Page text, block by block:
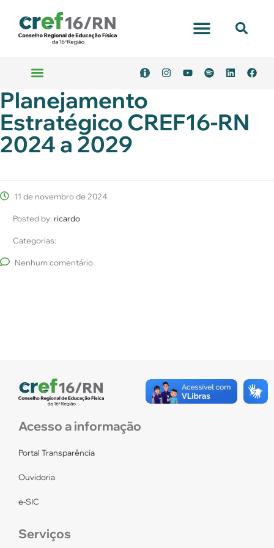
Planejamento
Estratégico CREF16-RN
2024 a 2029
11 de novembro de 2024
Posted by: ricardo
Categorias:
Nenhum comentário
Acesso a informação
Portal Transparência
Ouvidoria
e-SIC
Serviços